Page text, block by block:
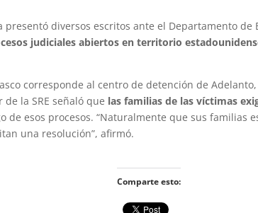
diversos escritos ante el Departamento de
judiciales abiertos en territorio
corresponde al centro de detención de
la SRE señaló que las familias de las víctimas
de esos procesos. “Naturalmente que sus familias
una resolución”, afirmó.
Comparte esto: